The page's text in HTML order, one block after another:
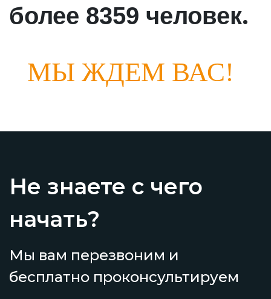
более 8359 человек.
МЫ ЖДЕМ ВАС!
Не знаете с чего
начать?
Мы вам перезвоним и
бесплатно проконсультируем